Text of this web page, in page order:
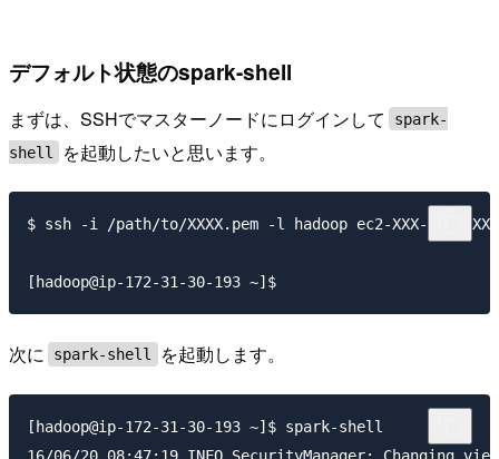
デフォルト状態のspark-shell
まずは、SSHでマスターノードにログインして
spark-
shell
を起動したいと思います。
$ ssh -i /path/to/XXXX.pem -l hadoop ec2-XXX-XXX-XXX-
次に spark-shell を起動します。
[hadoop@ip-172-31-30-193 ~]$ spark-shell